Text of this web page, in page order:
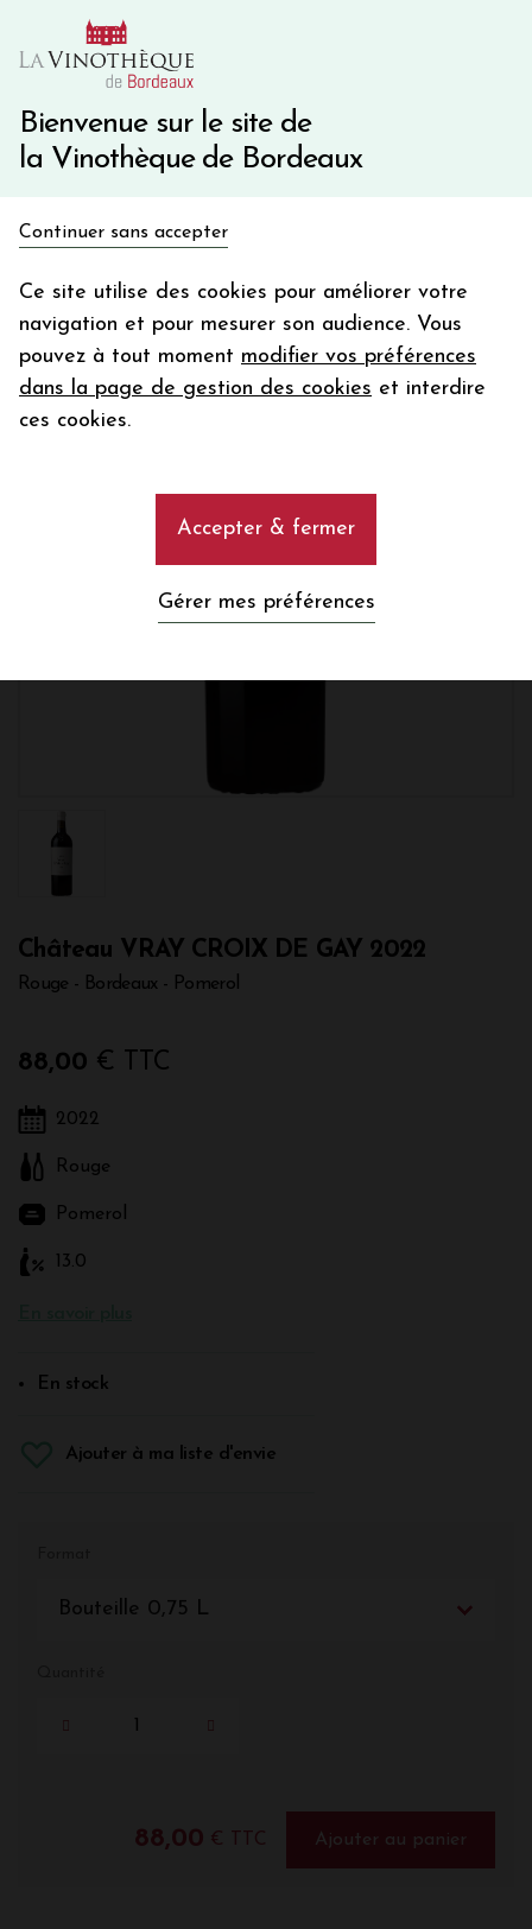
Bienvenue sur le site de
la Vinothèque de Bordeaux
Continuer sans accepter
Ce site utilise des cookies pour améliorer votre
navigation et pour mesurer son audience. Vous
pouvez à tout moment modifier vos préférences
dans la page de gestion des cookies et interdire
ces cookies.
Accepter & fermer
Gérer mes préférences
10€ de remise immédiate sur votre première commande
Une question ?
Château VRAY CROIX DE GAY 2022
Rouge - Bordeaux - Pomerol
88,00 € TTC
2022
Rouge
Pomerol
13.0
En stock
Ajouter à ma liste d'envie
Bouteille 0,75 L
88,00 € TTC Ajouter au panier
en bon d'achat
Votre
email
En m’abonnant, j’accepte de recevoir la newsletter de la